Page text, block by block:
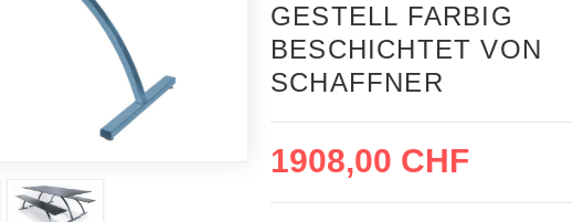
GESTELL FARBIG
BESCHICHTET VON
SCHAFFNER
1908,00 CHF